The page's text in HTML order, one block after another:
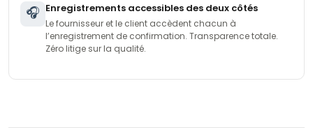
🎧 Enregistrements accessibles des deux côtés
Le fournisseur et le client accèdent chacun à
l’enregistrement de confirmation. Transparence totale.
Zéro litige sur la qualité.